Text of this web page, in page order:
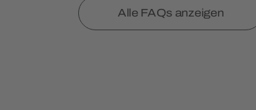
Alle FAQs anzeigen